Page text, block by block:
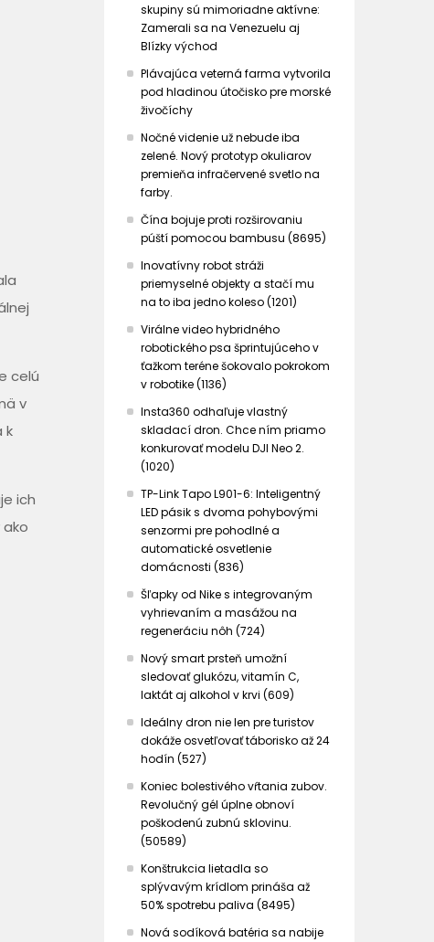
celú
v
k
ich
skupiny sú mimoriadne aktívne:
Zamerali sa na Venezuelu aj
Blízky východ
Plávajúca veterná farma vytvorila
pod hladinou útočisko pre morské
živočíchy
Nočné videnie už nebude iba
zelené. Nový prototyp okuliarov
premieňa infračervené svetlo na
farby.
Čína bojuje proti rozširovaniu
púští pomocou bambusu (8695)
Inovatívny robot stráži
priemyselné objekty a stačí mu
na to iba jedno koleso (1201)
Virálne video hybridného
robotického psa šprintujúceho v
ťažkom teréne šokovalo pokrokom
v robotike (1136)
Insta360 odhaľuje vlastný
skladací dron. Chce ním priamo
konkurovať modelu DJI Neo 2.
(1020)
TP-Link Tapo L901-6: Inteligentný
LED pásik s dvoma pohybovými
senzormi pre pohodlné a
automatické osvetlenie
domácnosti (836)
Šľapky od Nike s integrovaným
vyhrievaním a masážou na
regeneráciu nôh (724)
Nový smart prsteň umožní
sledovať glukózu, vitamín C,
laktát aj alkohol v krvi (609)
Ideálny dron nie len pre turistov
dokáže osvetľovať táborisko až 24
hodín (527)
Koniec bolestivého vŕtania zubov.
Revolučný gél úplne obnoví
poškodenú zubnú sklovinu.
(50589)
Konštrukcia lietadla so
splývavým krídlom prináša až
50% spotrebu paliva (8495)
Nová sodíková batéria sa nabije